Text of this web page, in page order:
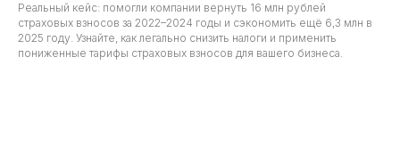
Реальный кейс: помогли компании вернуть 16 млн рублей
страховых взносов за 2022–2024 годы и сэкономить ещё 6,3 млн в
2025 году. Узнайте, как легально снизить налоги и применить
пониженные тарифы страховых взносов для вашего бизнеса.